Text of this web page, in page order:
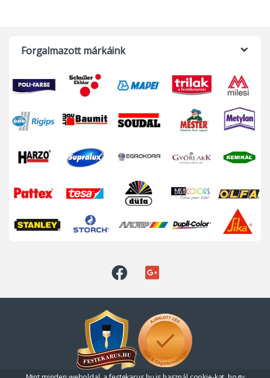
Forgalmazott márkáink